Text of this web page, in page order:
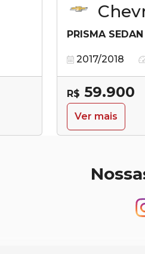
PRISMA
2017/2018
R$ 59.900
Ver mais